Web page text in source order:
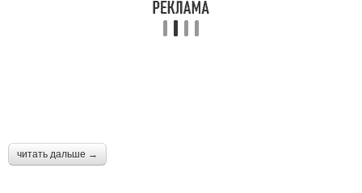
читать дальше →